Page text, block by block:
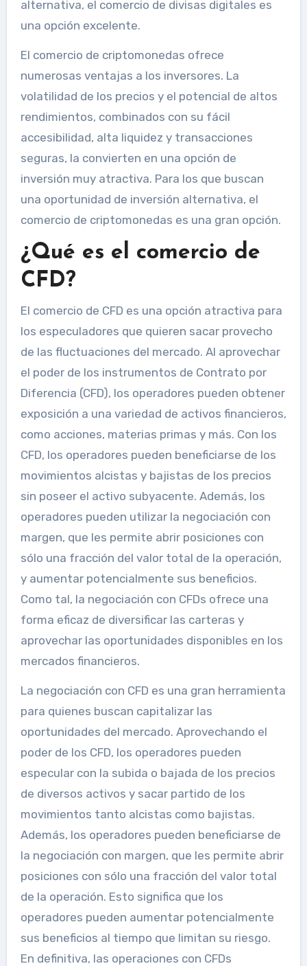
alternativa, el comercio de divisas digitales es
una opción excelente.
El comercio de criptomonedas ofrece
numerosas ventajas a los inversores. La
volatilidad de los precios y el potencial de altos
rendimientos, combinados con su fácil
accesibilidad, alta liquidez y transacciones
seguras, la convierten en una opción de
inversión muy atractiva. Para los que buscan
una oportunidad de inversión alternativa, el
comercio de criptomonedas es una gran opción.
¿Qué es el comercio de
CFD?
El comercio de CFD es una opción atractiva para
los especuladores que quieren sacar provecho
de las fluctuaciones del mercado. Al aprovechar
el poder de los instrumentos de Contrato por
Diferencia (CFD), los operadores pueden obtener
exposición a una variedad de activos financieros,
como acciones, materias primas y más. Con los
CFD, los operadores pueden beneficiarse de los
movimientos alcistas y bajistas de los precios
sin poseer el activo subyacente. Además, los
operadores pueden utilizar la negociación con
margen, que les permite abrir posiciones con
sólo una fracción del valor total de la operación,
y aumentar potencialmente sus beneficios.
Como tal, la negociación con CFDs ofrece una
forma eficaz de diversificar las carteras y
aprovechar las oportunidades disponibles en los
mercados financieros.
La negociación con CFD es una gran herramienta
para quienes buscan capitalizar las
oportunidades del mercado. Aprovechando el
poder de los CFD, los operadores pueden
especular con la subida o bajada de los precios
de diversos activos y sacar partido de los
movimientos tanto alcistas como bajistas.
Además, los operadores pueden beneficiarse de
la negociación con margen, que les permite abrir
posiciones con sólo una fracción del valor total
de la operación. Esto significa que los
operadores pueden aumentar potencialmente
sus beneficios al tiempo que limitan su riesgo.
En definitiva, las operaciones con CFDs